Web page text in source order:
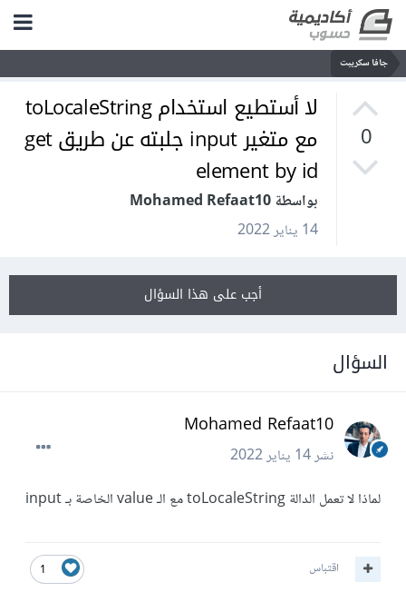
جافا سكريبت
0
لا أستطيع استخدام toLocaleString
مع متغير input جلبته عن طريق get
element by id
بواسطة Mohamed Refaat10
14 يناير 2022
أجب على هذا السؤال
السؤال
Mohamed Refaat10
نشر14 يناير 2022
لماذا لا تعمل الدالة toLocaleString مع الـ value الخاصة بـ input
1 اقتباس